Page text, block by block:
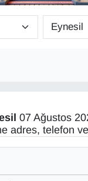
07 Ağustos
adres, telefon